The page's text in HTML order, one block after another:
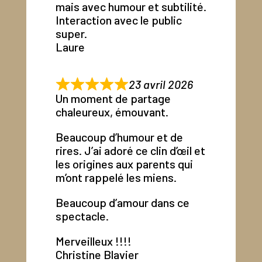
mais avec humour et subtilité.
Interaction avec le public
super.
Laure
23 avril 2026
Un moment de partage
chaleureux, émouvant.
Beaucoup d’humour et de
rires. J’ai adoré ce clin d’œil et
les origines aux parents qui
m’ont rappelé les miens.
Beaucoup d’amour dans ce
spectacle.
Merveilleux !!!!
Christine Blavier